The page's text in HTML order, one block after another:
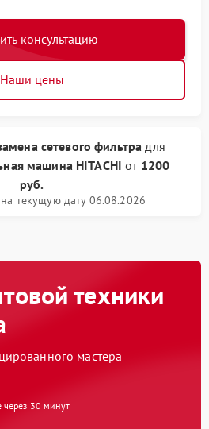
консультацию
Наши цены
сетевого фильтра для
машина HITACHI от 1200
руб.
текущую дату 06.08.2026
техники
мастера
через 30 минут